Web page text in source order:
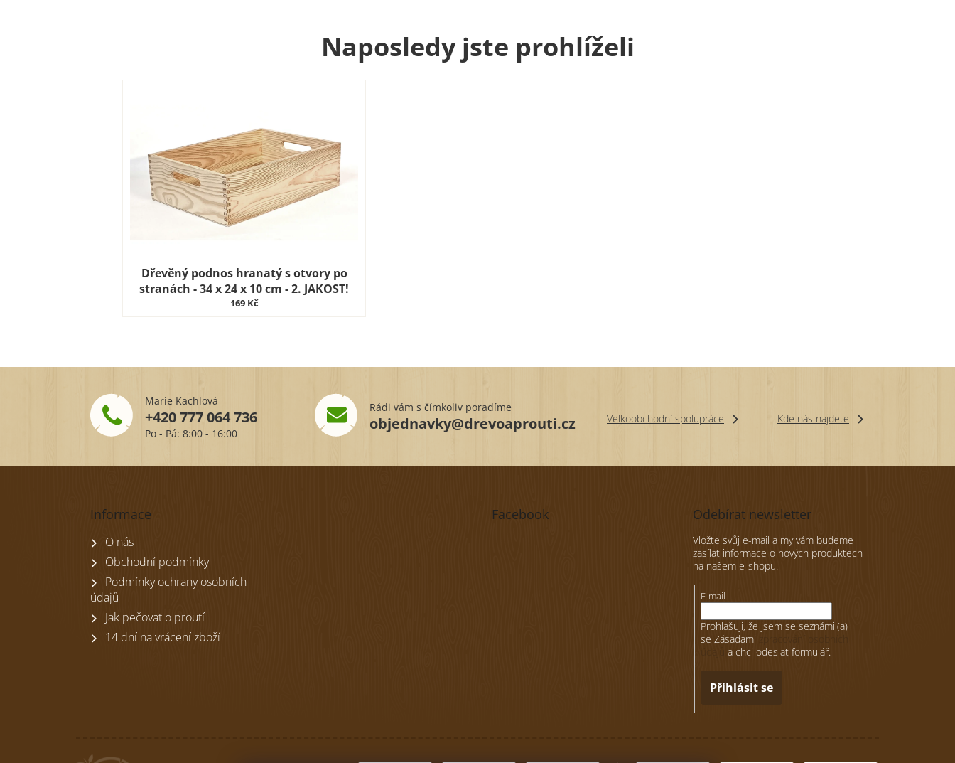
Naposledy jste prohlíželi
Dřevěný podnos hranatý s otvory po
stranách - 34 x 24 x 10 cm - 2. JAKOST!
169 Kč
Marie Kachlová
+420 777 064 736
Po - Pá: 8:00 - 16:00 objednavky@drevoaprouti.cz
Rádi vám s čímkoliv poradíme
Velkoobchodní spolupráce
Kde nás najdete
Informace
O nás
Obchodní podmínky
Podmínky ochrany osobních
údajů
Jak pečovat o proutí
14 dní na vrácení zboží
Facebook Odebírat newsletter
Vložte svůj e-mail a my vám budeme
zasílat informace o nových produktech
na našem e-shopu.
E-mail
Prohlašuji, že jsem se seznámil(a)
se Zásadami
a chci odeslat formulář.
Přihlásit se